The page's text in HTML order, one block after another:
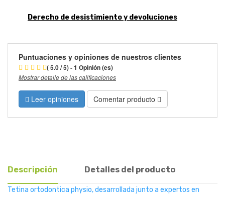
Derecho de desistimiento y devoluciones
Puntuaciones y opiniones de nuestros clientes
( 5.0 / 5) - 1 Opinión (es)
Mostrar detalle de las calificaciones
Leer opiniones Comentar producto
Descripción Detalles del producto
Tetina ortodontica physio, desarrollada junto a expertos en